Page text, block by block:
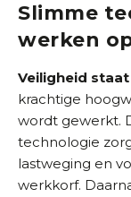
Slimme
werken
Veiligheid
krachtige
wordt gewerkt.
technologie
lastweging en
werkkorf.